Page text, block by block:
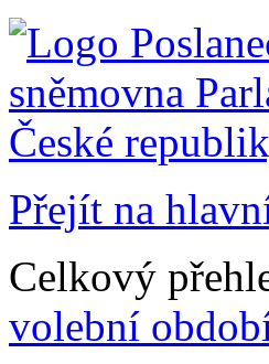
Přejít na
Celkový
volební